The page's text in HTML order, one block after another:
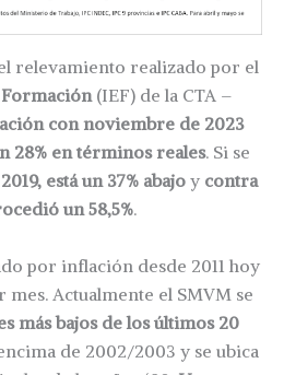
relevamiento realizado por el
(IEF) de la CTA –
con noviembre de 2023
28% en términos reales. Si se
está un 37% abajo y contra
un 58,5%.
por inflación desde 2011 hoy
mes. Actualmente el SMVM se
más bajos de los últimos 20
de 2002/2003 y se ubica